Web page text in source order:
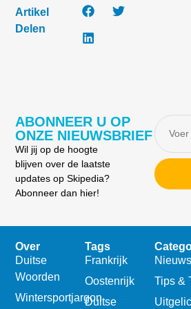
Artikel
Delen
ABONNEER U OP
ONZE NIEUWSBRIEF
Wil jij op de hoogte
blijven over de laatste
updates op Skipedia?
Abonneer dan hier!
Over
Duitse
Woorden
Wintersportjargon
Tags
Frankrijk
Oostenrijk
Duitse
Nieuws
Tips &